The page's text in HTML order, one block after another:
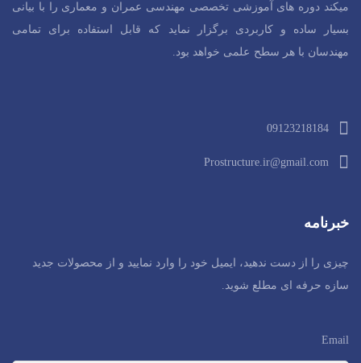
میکند دوره های آموزشی تخصصی مهندسی عمران و معماری را با بیانی
بسیار ساده و کاربردی برگزار نماید که قابل استفاده برای تمامی
مهندسان با هر سطح علمی خواهد بود.
09123218184
Prostructure.ir@gmail.com
خبرنامه
چیزی را از دست ندهید، ایمیل خود را وارد نمایید و از محصولات جدید
سازه حرفه ای مطلع شوید.
Email